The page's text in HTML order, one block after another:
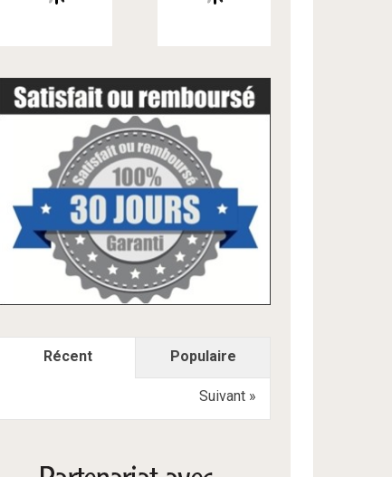
Récent Populaire
Suivant »